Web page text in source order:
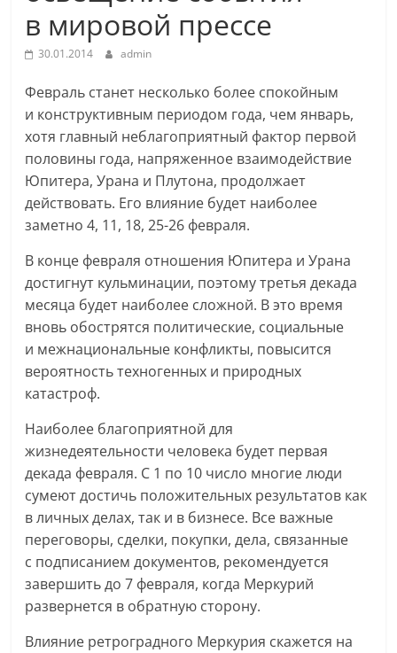
в мировой прессе
30.01.2014 admin
Февраль станет несколько более спокойным
и конструктивным периодом года, чем январь,
хотя главный неблагоприятный фактор первой
половины года, напряженное взаимодействие
Юпитера, Урана и Плутона, продолжает
действовать. Его влияние будет наиболее
заметно 4, 11, 18, 25-26 февраля.
В конце февраля отношения Юпитера и Урана
достигнут кульминации, поэтому третья декада
месяца будет наиболее сложной. В это время
вновь обострятся политические, социальные
и межнациональные конфликты, повысится
вероятность техногенных и природных
катастроф.
Наиболее благоприятной для
жизнедеятельности человека будет первая
декада февраля. С 1 по 10 число многие люди
сумеют достичь положительных результатов как
в личных делах, так и в бизнесе. Все важные
переговоры, сделки, покупки, дела, связанные
с подписанием документов, рекомендуется
завершить до 7 февраля, когда Меркурий
развернется в обратную сторону.
Влияние ретроградного Меркурия скажется на